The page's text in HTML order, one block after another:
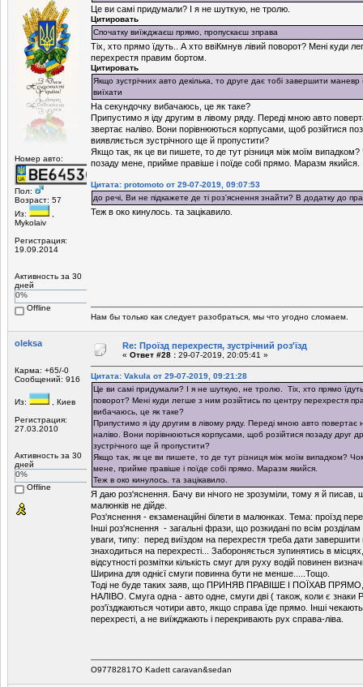
Номер авто:
Пол:
Возраст: 57
Из:
,
Mykolaiv
Регистрация:
19.09.2014
Активность за 30
дней
0%
Offline
Це ви самі придумали? І я не шуткую, не тролю.
Цитировать
Спочатку виїжджаєш прямо, пропускаєш зправа
Тіх, хто прямо їдуть.. А хто ввіКмнув лівий поворот? Мені куди
перехрестя правим бортом.
Цитировать
Якщо зустрічних авто декілька, то друге дає тобі завершити маневр
виїхати
На секундочку вибачаюсь, це як таке?
Припустимо я іду другим в лівому ряду. Переді мною авто
звертає наліво. Вони порівнюються корпусами, щоб розійтися
виявляється зустрічного ще й пропустити?
Якщо так, як це ви пишете, то де тут різниця між моїм
позаду мене, прийме правіше і поїде собі прямо. Маразм якийся.
Цитата: protomoto от 29-07-2019, 09:07:53
до речі, Ви не підкажете де ті роз'яснення знайти? В додатку до
Теж в око кинулось. та зацікавило.
Нам бы только как следует разобраться, мы что угодно сломаем.
oleksa
Карма: +65/-0
Сообщений: 916
Из:
, Киев
Регистрация:
27.03.2010
Активность за 30
дней
0%
Offline
Re: Проїзд перехрестя, зустрічний роз'їзд
« Ответ #28 : 29-07-2019, 20:05:41 »
Цитата: Vakula от 29-07-2019, 09:21:28
Це ви самі придумали? І я не шуткую, не тролю. Тіх, хто прямо
поворот? Мені куди легше з ним розійтись по центру перехрестя
вибачаюсь, це як таке?
Припустимо я іду другим в лівому ряду. Переді мною авто повертає
наліво. Вони порівнюються корпусами, щоб розійтися позаду друг
зустрічного ще й пропустити?
Якщо так, як це ви пишете, то де тут різниця між моїм випадком?
мене, прийме правіше і поїде собі прямо. Маразм якийся.
Теж в око кинулось. та зацікавило.
Я даю роз'яснення. Бачу ви нічого не зрозуміли, тому я й
малюнків не дійде.
Роз'яснення - екзаменаційні білети в малюнках. Тема: проїзд
Інші роз'яснення - загальні фрази, що розкидані по всім
уваги, типу: перед виїздом на перехрестя треба дати
знаходиться на перехресті... Забороняється зупинятись в
відсутності розмітки кількість смуг для руху водій повинен
Ширина для однієї смуги повинна бути не менше.....Тощо.
Тоді не буде таких заяв, що ПРИНЯВ ПРАВІШЕ І ПОЇХАВ
НАЛІВО. Смуга одна - авто одне, смуги дві ( також, коли є
роз'їзджаються чотири авто, якщо справа їде прямо. Інші
перехресті, а не виїжджають і перекривають рух справа-ліва.
O97782817O Kadett caravan&sedan